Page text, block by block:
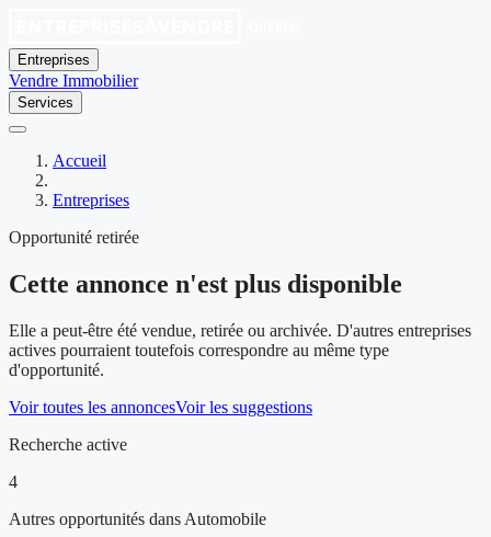
Entreprises
Vendre Immobilier
Services
Accueil
Entreprises
Opportunité retirée
Cette annonce n'est plus disponible
Elle a peut-être été vendue, retirée ou archivée. D'autres entreprises
actives pourraient toutefois correspondre au même type
d'opportunité.
Voir toutes les annoncesVoir les suggestions
Recherche active
4
Autres opportunités dans Automobile